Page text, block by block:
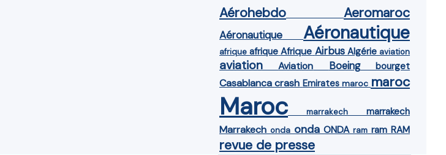
Aérohebdo Aeromaroc
Aéronautique Aéronautique
afrique afrique Afrique Airbus Algérie aviation
aviation Aviation Boeing bourget
Casablanca crash Emirates maroc maroc
Maroc marrakech marrakech
Marrakech onda onda ONDA ram ram RAM
revue de presse